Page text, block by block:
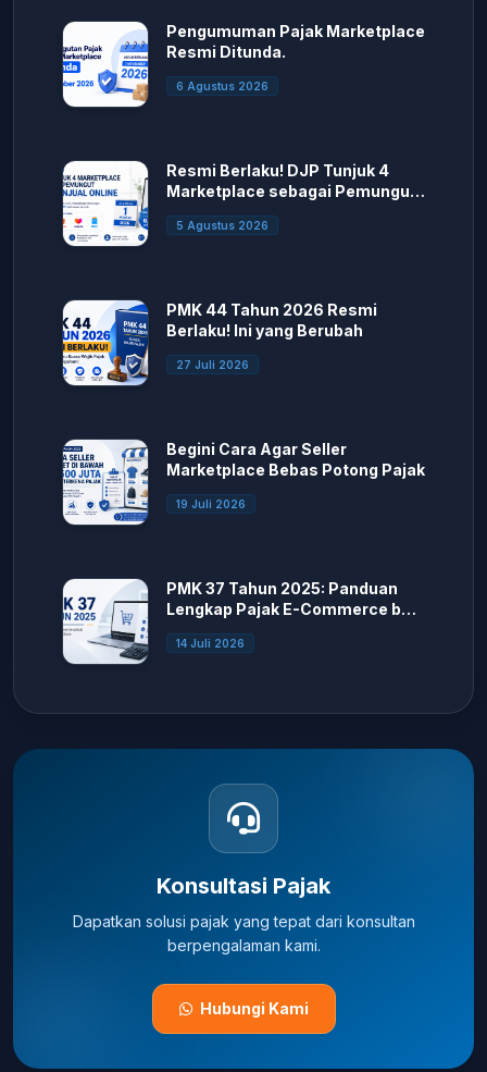
Pengumuman Pajak Marketplace
Resmi Ditunda.
6 Agustus 2026
Resmi Berlaku! DJP Tunjuk 4
Marketplace sebagai Pemungut
PPh Penjual Online
5 Agustus 2026
PMK 44 Tahun 2026 Resmi
Berlaku! Ini yang Berubah
27 Juli 2026
Begini Cara Agar Seller
Marketplace Bebas Potong Pajak
19 Juli 2026
PMK 37 Tahun 2025: Panduan
Lengkap Pajak E-Commerce bagi
Seller Marketplace
14 Juli 2026
Konsultasi Pajak
Dapatkan solusi pajak yang tepat dari konsultan
berpengalaman kami.
Hubungi Kami